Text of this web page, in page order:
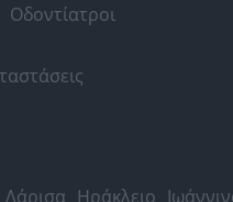
Οδοντίατροι
Λάρισα Ηράκλειο